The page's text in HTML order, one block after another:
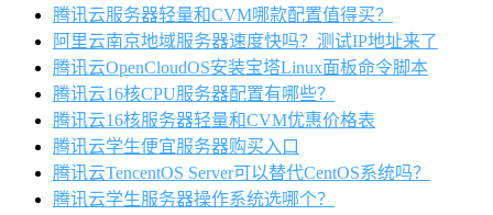
腾讯云服务器轻量和CVM哪款配置值得买？
阿里云南京地域服务器速度快吗？测试IP地址来了
腾讯云OpenCloudOS安装宝塔Linux面板命令脚本
腾讯云16核CPU服务器配置有哪些？
腾讯云16核服务器轻量和CVM优惠价格表
腾讯云学生便宜服务器购买入口
腾讯云TencentOS Server可以替代CentOS系统吗？
腾讯云学生服务器操作系统选哪个？